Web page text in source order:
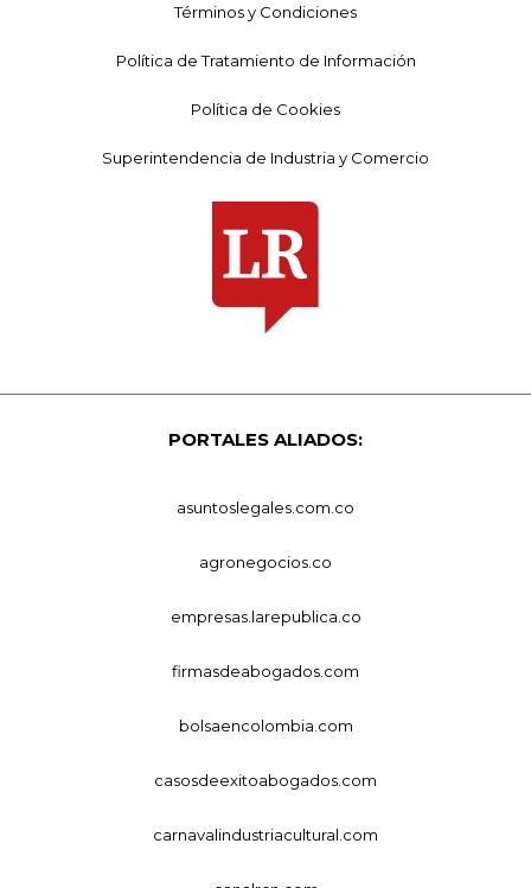
Términos y Condiciones
Política de Tratamiento de Información
Política de Cookies
Superintendencia de Industria y Comercio
PORTALES ALIADOS:
asuntoslegales.com.co
agronegocios.co
empresas.larepublica.co
firmasdeabogados.com
bolsaencolombia.com
casosdeexitoabogados.com
carnavalindustriacultural.com